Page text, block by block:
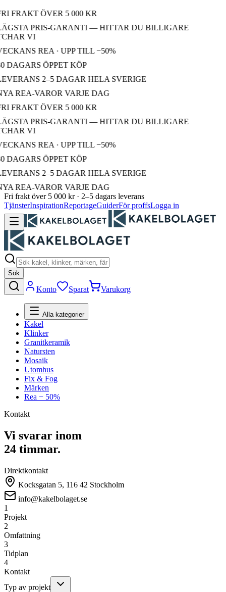
FRAKT ÖVER 5 000 KR
PRIS-GARANTI — HITTAR DU BILLIGARE
VI
REA · UPP TILL −50%
DAGARS ÖPPET KÖP
2–5 DAGAR HELA SVERIGE
REA-VAROR VARJE DAG
FRAKT ÖVER 5 000 KR
PRIS-GARANTI — HITTAR DU BILLIGARE
VI
REA · UPP TILL −50%
DAGARS ÖPPET KÖP
2–5 DAGAR HELA SVERIGE
REA-VAROR VARJE DAG
Fri frakt över 5 000 kr · 2–5 dagars leverans
TjänsterInspirationReportageGuiderFör proffsLogga in
Sök
Konto Sparat Varukorg
Alla kategorier
Kakel
Klinker
Granitkeramik
Natursten
Mosaik
Utomhus
Fix & Fog
Märken
Rea − 50%
Kontakt
Vi svarar inom
24 timmar.
Direktkontakt
Kocksgatan 5, 116 42 Stockholm
info@kakelbolaget.se
1
Projekt
2
Omfattning
3
Tidplan
4
Kontakt
Typ av projekt